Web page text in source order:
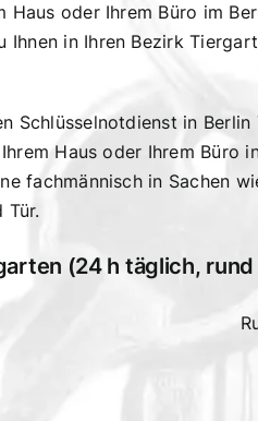
Haus oder Ihrem Büro im
Ihnen in Ihren Bezirk
Schlüsselnotdienst in
Haus oder Ihrem
fachmännisch in Sachen
Tür.
(24 h täglich, rund